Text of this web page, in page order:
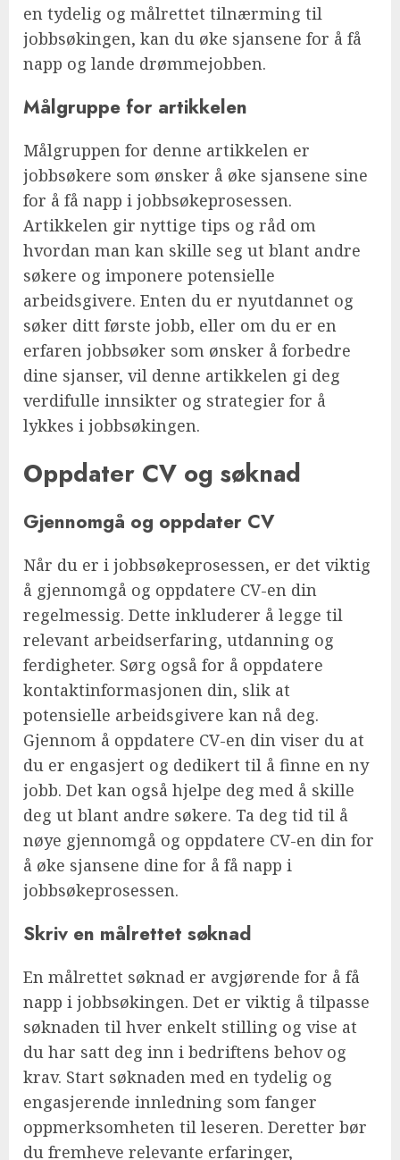
en tydelig og målrettet tilnærming til
jobbsøkingen, kan du øke sjansene for å få
napp og lande drømmejobben.
Målgruppe for artikkelen
Målgruppen for denne artikkelen er
jobbsøkere som ønsker å øke sjansene sine
for å få napp i jobbsøkeprosessen.
Artikkelen gir nyttige tips og råd om
hvordan man kan skille seg ut blant andre
søkere og imponere potensielle
arbeidsgivere. Enten du er nyutdannet og
søker ditt første jobb, eller om du er en
erfaren jobbsøker som ønsker å forbedre
dine sjanser, vil denne artikkelen gi deg
verdifulle innsikter og strategier for å
lykkes i jobbsøkingen.
Oppdater CV og søknad
Gjennomgå og oppdater CV
Når du er i jobbsøkeprosessen, er det viktig
å gjennomgå og oppdatere CV-en din
regelmessig. Dette inkluderer å legge til
relevant arbeidserfaring, utdanning og
ferdigheter. Sørg også for å oppdatere
kontaktinformasjonen din, slik at
potensielle arbeidsgivere kan nå deg.
Gjennom å oppdatere CV-en din viser du at
du er engasjert og dedikert til å finne en ny
jobb. Det kan også hjelpe deg med å skille
deg ut blant andre søkere. Ta deg tid til å
nøye gjennomgå og oppdatere CV-en din for
å øke sjansene dine for å få napp i
jobbsøkeprosessen.
Skriv en målrettet søknad
En målrettet søknad er avgjørende for å få
napp i jobbsøkingen. Det er viktig å tilpasse
søknaden til hver enkelt stilling og vise at
du har satt deg inn i bedriftens behov og
krav. Start søknaden med en tydelig og
engasjerende innledning som fanger
oppmerksomheten til leseren. Deretter bør
du fremheve relevante erfaringer,